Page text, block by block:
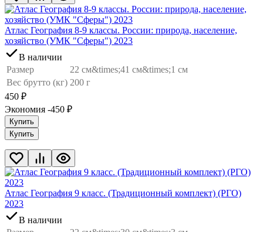
Атлас География 8-9 классы. России: природа, население,
хозяйство (УМК "Сферы") 2023
В наличии
Размер
22 см&times;41 см&times;1 см
Вес брутто (кг) 200 г
450 ₽
Экономия -450 ₽
Купить
Купить
Атлас География 9 класс. (Традиционный комплект) (РГО)
2023
В наличии